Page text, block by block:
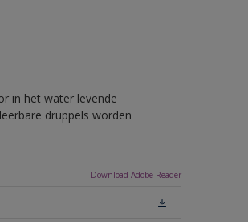
in het water levende
druppels worden
Download Adobe Reader